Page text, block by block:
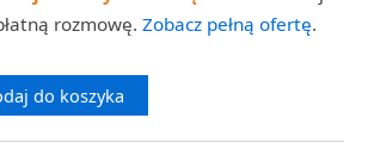
rozmowę. Zobacz pełną ofertę.
do koszyka